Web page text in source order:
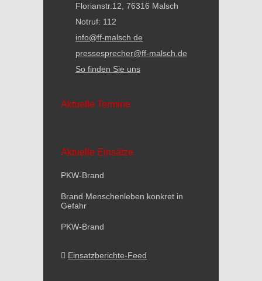
Florianstr.12, 76316 Malsch
Notruf: 112
info@ff-malsch.de
pressesprecher@ff-malsch.de
So finden Sie uns
Aktuelle Termine
Aktuelle Einsätze
PKW-Brand
Brand Menschenleben konkret in
Gefahr
PKW-Brand
Einsatzberichte-Feed